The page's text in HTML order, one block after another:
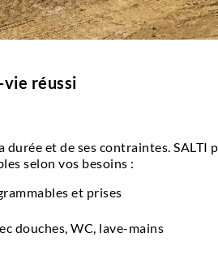
vie réussi
durée et de ses contraintes. SALTI
selon vos besoins :
et prises
douches, WC, lave-mains